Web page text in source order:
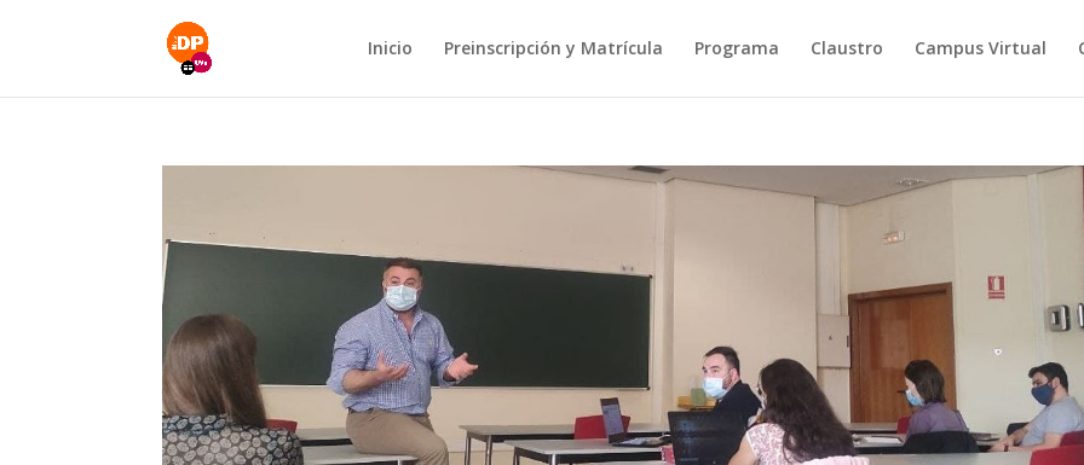
Inicio Preinscripción y Matrícula Programa Claustro Campus Virtual